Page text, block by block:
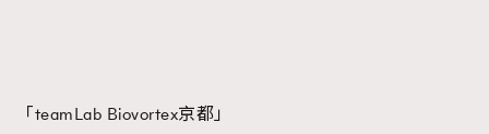
「teamLab Biovortex京都」